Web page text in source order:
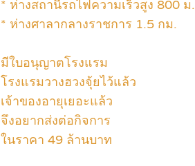
* ห่างสถานีรถไฟความเร็วสูง 800 ม.
* ห่างศาลากลางราชการ 1.5 กม.
มีใบอนุญาตโรงแรม
โรงแรมวางฮวงจุ้ยไว้แล้ว
เจ้าของอายุเยอะแล้ว
จึงอยากส่งต่อกิจการ
ในราคา 49 ล้านบาท